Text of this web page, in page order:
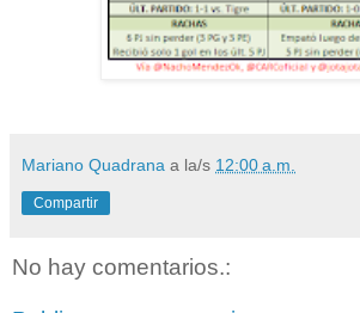
Mariano Quadrana a la/s 12:00 a.m.
Compartir
No hay comentarios.: